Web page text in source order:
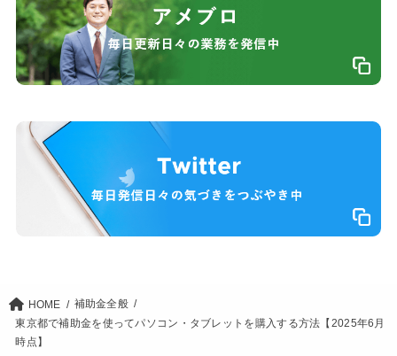
HOME
補助金全般
東京都で補助金を使ってパソコン・タブレットを購入する方法【2025年6月
時点】